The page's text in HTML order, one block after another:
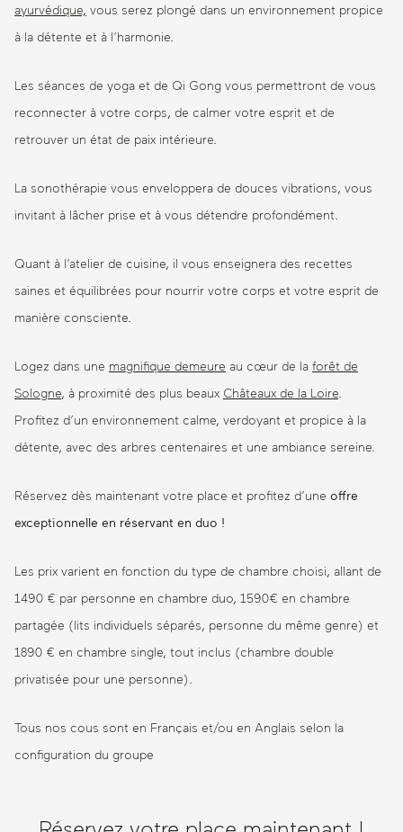
ayurvédique, vous serez plongé dans un environnement propice
à la détente et à l’harmonie.
Les séances de yoga et de Qi Gong vous permettront de vous
reconnecter à votre corps, de calmer votre esprit et de
retrouver un état de paix intérieure.
La sonothérapie vous enveloppera de douces vibrations, vous
invitant à lâcher prise et à vous détendre profondément.
Quant à l’atelier de cuisine, il vous enseignera des recettes
saines et équilibrées pour nourrir votre corps et votre esprit de
manière consciente.
Logez dans une magnifique demeure au cœur de la forêt de
Sologne, à proximité des plus beaux Châteaux de la Loire.
Profitez d’un environnement calme, verdoyant et propice à la
détente, avec des arbres centenaires et une ambiance sereine.
Réservez dès maintenant votre place et profitez d’une offre
exceptionnelle en réservant en duo !
Les prix varient en fonction du type de chambre choisi, allant de
1490 € par personne en chambre duo, 1590€ en chambre
partagée (lits individuels séparés, personne du même genre) et
1890 € en chambre single, tout inclus (chambre double
privatisée pour une personne).
Tous nos cous sont en Français et/ou en Anglais selon la
configuration du groupe